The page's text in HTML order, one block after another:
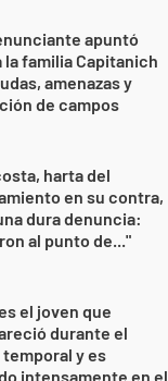
apuntó
familia Capitanich
amenazas y
de campos
harta del
en su contra,
dura denuncia:
al punto de..."
el joven que
durante el
y es
intensamente en el